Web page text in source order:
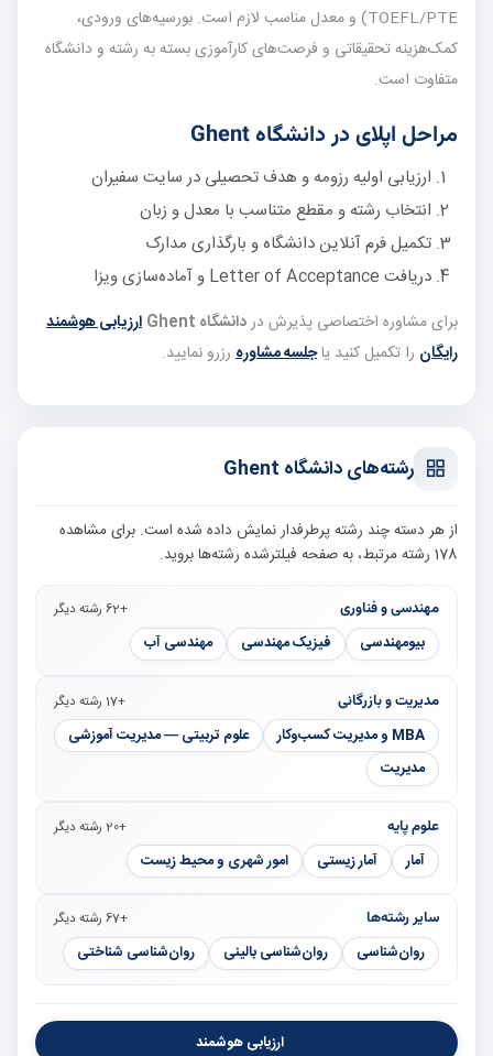
TOEFL/PTE) و معدل مناسب لازم است. بورسیه‌های ورودی،
کمک‌هزینه تحقیقاتی و فرصت‌های کارآموزی بسته به رشته و دانشگاه
متفاوت است.
مراحل اپلای در دانشگاه Ghent
ارزیابی اولیه رزومه و هدف تحصیلی در سایت سفیران
انتخاب رشته و مقطع متناسب با معدل و زبان
تکمیل فرم آنلاین دانشگاه و بارگذاری مدارک
دریافت Letter of Acceptance و آماده‌سازی ویزا
برای مشاوره اختصاصی پذیرش دردانشگاه Ghent
ارزیابی هوشمند
رایگان را تکمیل کنید یاجلسه مشاوره رزرو نمایید.
رشته‌های دانشگاه Ghent
از هر دسته چند رشته پرطرفدار نمایش داده شده است. برای مشاهده
178 رشته مرتبط، به صفحه فیلترشده رشته‌ها بروید.
مهندسی و فناوری +62 رشته دیگر
بیومهندسی فیزیک مهندسی مهندسی آب
مدیریت و بازرگانی +17 رشته دیگر
MBA و مدیریت کسب‌وکار
علوم تربیتی — مدیریت آموزشی
مدیریت
علوم پایه +20 رشته دیگر
آمار آمار زیستی امور شهری و محیط زیست
سایر رشته‌ها +67 رشته دیگر
روان‌شناسی روان‌شناسی بالینی روان‌شناسی شناختی
ارزیابی هوشمند